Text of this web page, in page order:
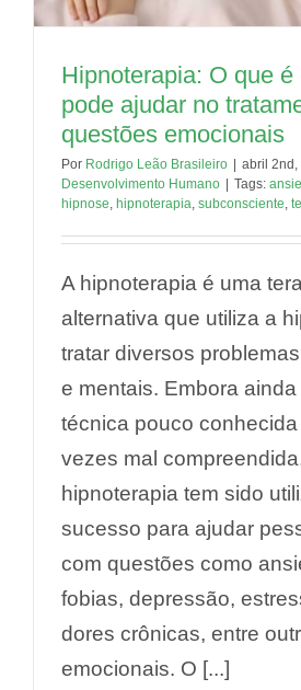
Hipnoterapia: O que é
pode ajudar no
questões emocionais
Por Rodrigo Leão Brasileiro abril 2nd,
Desenvolvimento Humano
Tags:
hipnose, hipnoterapia, subconsciente,
A hipnoterapia é uma
alternativa que utiliza a
tratar diversos
e mentais. Embora
técnica pouco
vezes mal
hipnoterapia tem sido
sucesso para ajudar
com questões como
fobias, depressão,
dores crônicas, entre
emocionais. O [...]